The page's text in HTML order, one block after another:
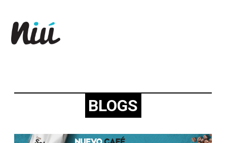
BLOGS